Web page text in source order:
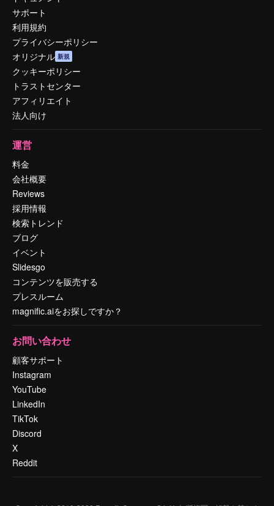
サポート
利用規約
プライバシーポリシー
オリジナル 新規
クッキーポリシー
トラストセンター
アフィリエイト
法人向け
運営
料金
会社概要
Reviews
採用情報
検索トレンド
ブログ
イベント
Slidesgo
コンテンツを販売する
プレスルーム
magnific.aiをお探しですか？
お問い合わせ
顧客サポート
Instagram
YouTube
LinkedIn
TikTok
Discord
X
Reddit